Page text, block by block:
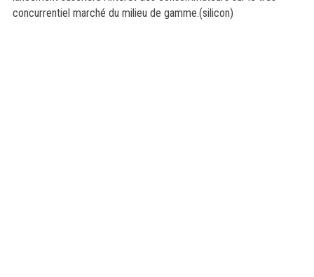
concurrentiel marché du milieu de gamme.(silicon)